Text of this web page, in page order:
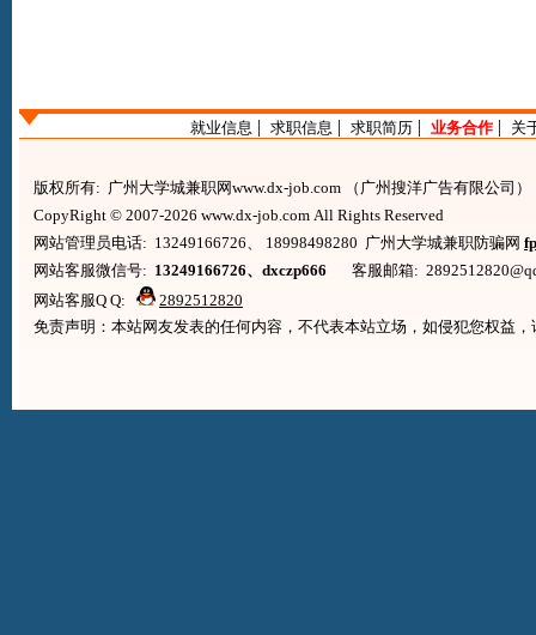
就业信息 | 求职信息 | 求职简历| 业务合作| 关
版权所有: 广州大学城兼职网www.dx-job.com （广州搜洋广告有限公司
CopyRight © 2007-2026 www.dx-job.com All Rights Reserved
网站管理员电话: 13249166726、 18998498280 广州大学城兼职防骗网
网站客服微信号: 13249166726、dxczp666 客服邮箱:
网站客服Q Q:
2892512820
免责声明：本站网友发表的任何内容，不代表本站立场，如侵犯您权益